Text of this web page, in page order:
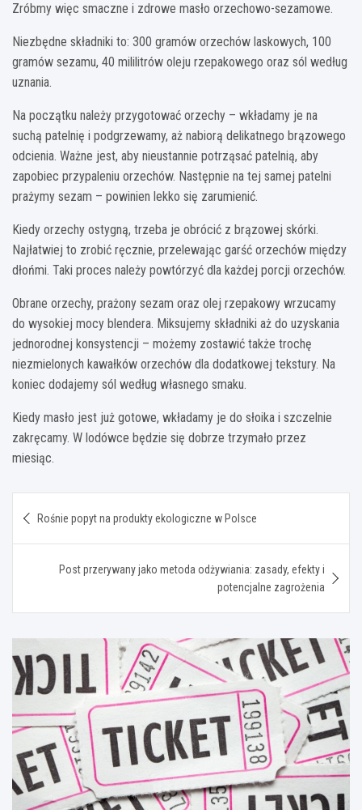
Zróbmy więc smaczne i zdrowe masło orzechowo-sezamowe.
Niezbędne składniki to: 300 gramów orzechów laskowych, 100
gramów sezamu, 40 mililitrów oleju rzepakowego oraz sól według
uznania.
Na początku należy przygotować orzechy – wkładamy je na
suchą patelnię i podgrzewamy, aż nabiorą delikatnego brązowego
odcienia. Ważne jest, aby nieustannie potrząsać patelnią, aby
zapobiec przypaleniu orzechów. Następnie na tej samej patelni
prażymy sezam – powinien lekko się zarumienić.
Kiedy orzechy ostygną, trzeba je obrócić z brązowej skórki.
Najłatwiej to zrobić ręcznie, przelewając garść orzechów między
dłońmi. Taki proces należy powtórzyć dla każdej porcji orzechów.
Obrane orzechy, prażony sezam oraz olej rzepakowy wrzucamy
do wysokiej mocy blendera. Miksujemy składniki aż do uzyskania
jednorodnej konsystencji – możemy zostawić także trochę
niezmielonych kawałków orzechów dla dodatkowej tekstury. Na
koniec dodajemy sól według własnego smaku.
Kiedy masło jest już gotowe, wkładamy je do słoika i szczelnie
zakręcamy. W lodówce będzie się dobrze trzymało przez
miesiąc.
wpisu
Rośnie popyt na produkty ekologiczne w Polsce
Post przerywany jako metoda odżywiania: zasady, efekty i
potencjalne zagrożenia